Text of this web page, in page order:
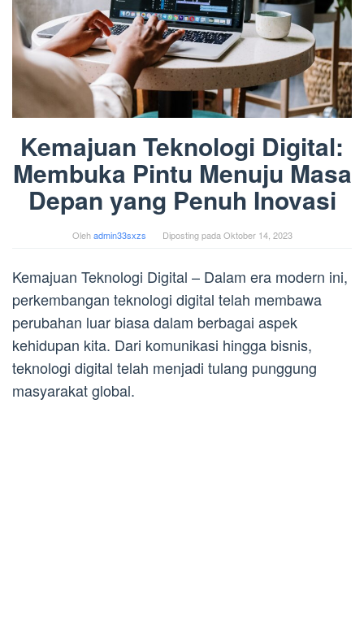
Kemajuan Teknologi Digital:
Membuka Pintu Menuju Masa
Depan yang Penuh Inovasi
Olehadmin33sxzs Diposting pada Oktober 14, 2023
Kemajuan Teknologi Digital – Dalam era modern ini,
perkembangan teknologi digital telah membawa
perubahan luar biasa dalam berbagai aspek
kehidupan kita. Dari komunikasi hingga bisnis,
teknologi digital telah menjadi tulang punggung
masyarakat global.